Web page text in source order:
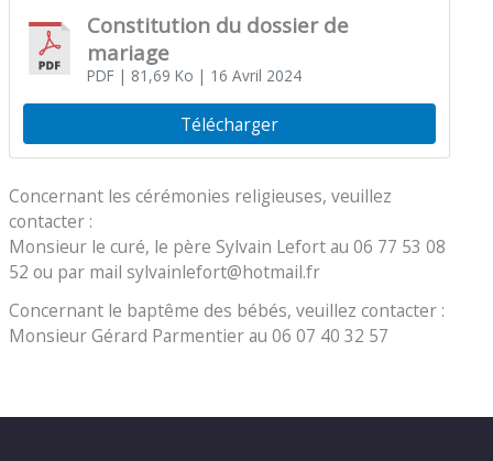
Constitution du dossier de
mariage
PDF| 81,69 Ko | 16 Avril 2024
Télécharger
Concernant les cérémonies religieuses, veuillez
contacter :
Monsieur le curé, le père Sylvain Lefort au 06 77 53 08
52 ou par mail sylvainlefort@hotmail.fr
Concernant le baptême des bébés, veuillez contacter :
Monsieur Gérard Parmentier au 06 07 40 32 57